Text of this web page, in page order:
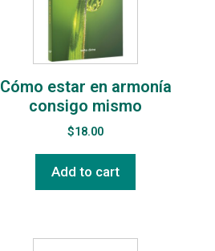
Cómo estar en armonía
consigo mismo
$18.00
Add to cart